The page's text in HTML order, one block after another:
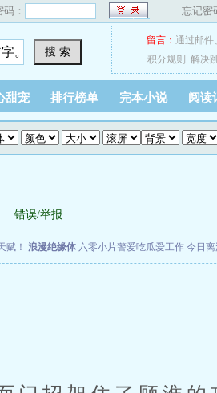
码： 忘记密
搜 索
留言： 通过邮件、
积分规则
解决
甜宠 排行榜单 完本小说 阅读
错误/举报
赋！ 浪漫绝缘体 六零小片警爱吃瓜爱工作 今日